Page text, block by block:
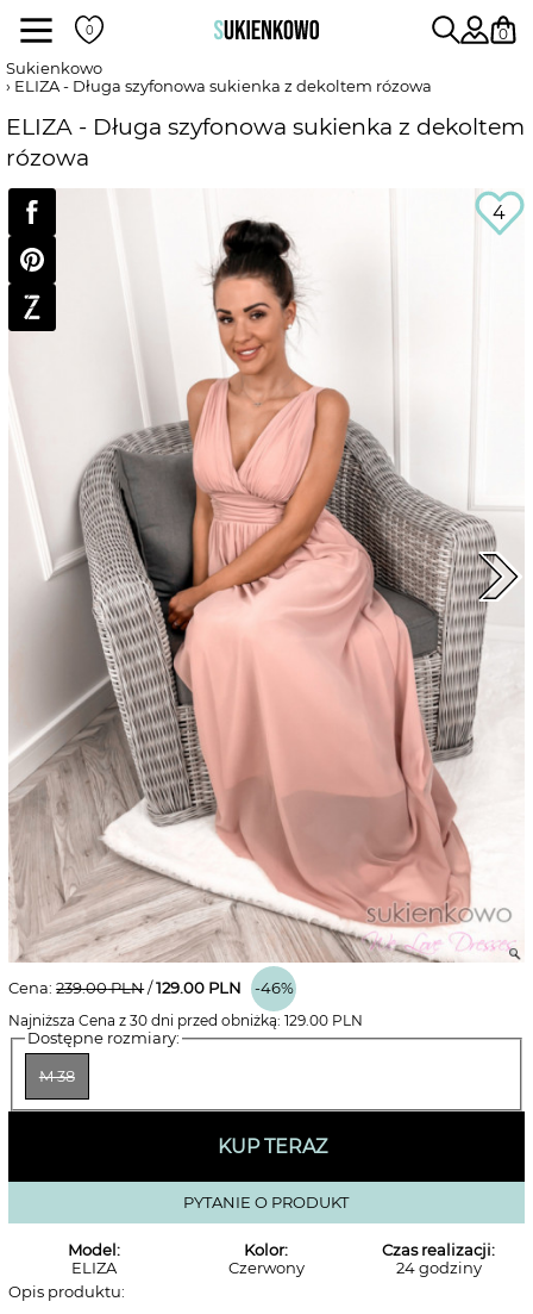
Sukienki
WEDŁUG KOLORU
0
Sukienkowo
ELIZA - Długa szyfonowa sukienka z dekoltem rózowa
ELIZA - Długa szyfonowa sukienka z dekoltem
rózowa
4
Cena:239.00PLN /129.00 PLN
-46%
Najniższa Cena z 30 dni przed obniżką:129.00 PLN
Dostępne rozmiary:
M 38
KUP TERAZ
PYTANIE O PRODUKT
Model:
ELIZA
Kolor:
Czerwony
Czas realizacji:
24 godziny
Opis produktu: